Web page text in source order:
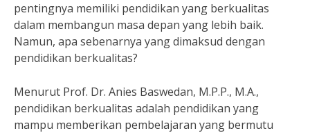
pentingnya memiliki pendidikan yang berkualitas
dalam membangun masa depan yang lebih baik.
Namun, apa sebenarnya yang dimaksud dengan
pendidikan berkualitas?
Menurut Prof. Dr. Anies Baswedan, M.P.P., M.A.,
pendidikan berkualitas adalah pendidikan yang
mampu memberikan pembelajaran yang bermutu